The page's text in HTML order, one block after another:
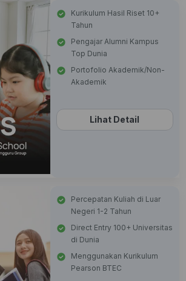
Kurikulum Hasil Riset 10+
Tahun
Pengajar Alumni Kampus
Top Dunia
Portofolio Akademik/Non-
Akademik
Lihat Detail
Percepatan Kuliah di Luar
Negeri 1-2 Tahun
Direct Entry 100+ Universitas
di Dunia
Menggunakan Kurikulum
Pearson BTEC